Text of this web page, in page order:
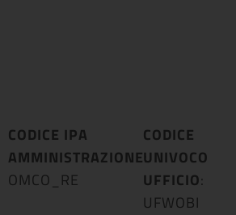
CODICE IPA
AMMINISTRAZIONE:
OMCO_RE
CODICE
UNIVOCO
UFFICIO:
UFWOBI